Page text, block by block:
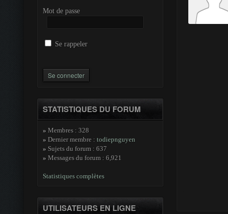
Mot de passe
Se rappeler
STATISTIQUES DU FORUM
» Membres : 328
» Dernier membre : todiepnguyen
» Sujets du forum : 637
» Messages du forum : 6,921
Statistiques complètes
UTILISATEURS EN LIGNE